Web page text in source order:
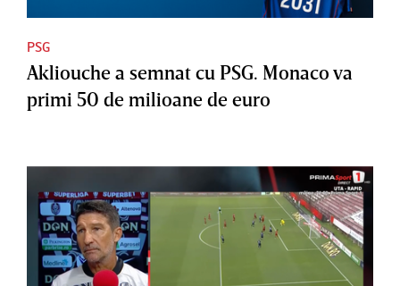
PSG
Akliouche a semnat cu PSG. Monaco va
primi 50 de milioane de euro